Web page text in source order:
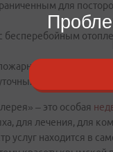
для
бесперебойным
и охранной
дежурством
– это особая
для лечения, для
услуг находится в